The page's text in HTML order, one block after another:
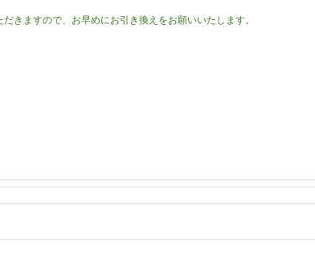
きますので、お早めにお引き換えをお願いいたします。